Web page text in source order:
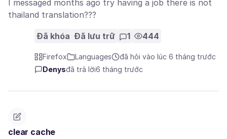
I messaged months ago try having a job there is not
thailand translation???
Đã khóa Đã lưu trữ 1 444
Firefox Languages
đã hỏi vào lúc 6 tháng trước
Denysđã trả lời6 tháng trước
clear cache